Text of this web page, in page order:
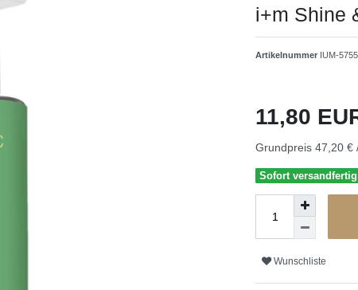
i+m Shine
Artikelnummer IUM-
11,80
Grundpreis 47,20 €
Sofort
Wunschliste